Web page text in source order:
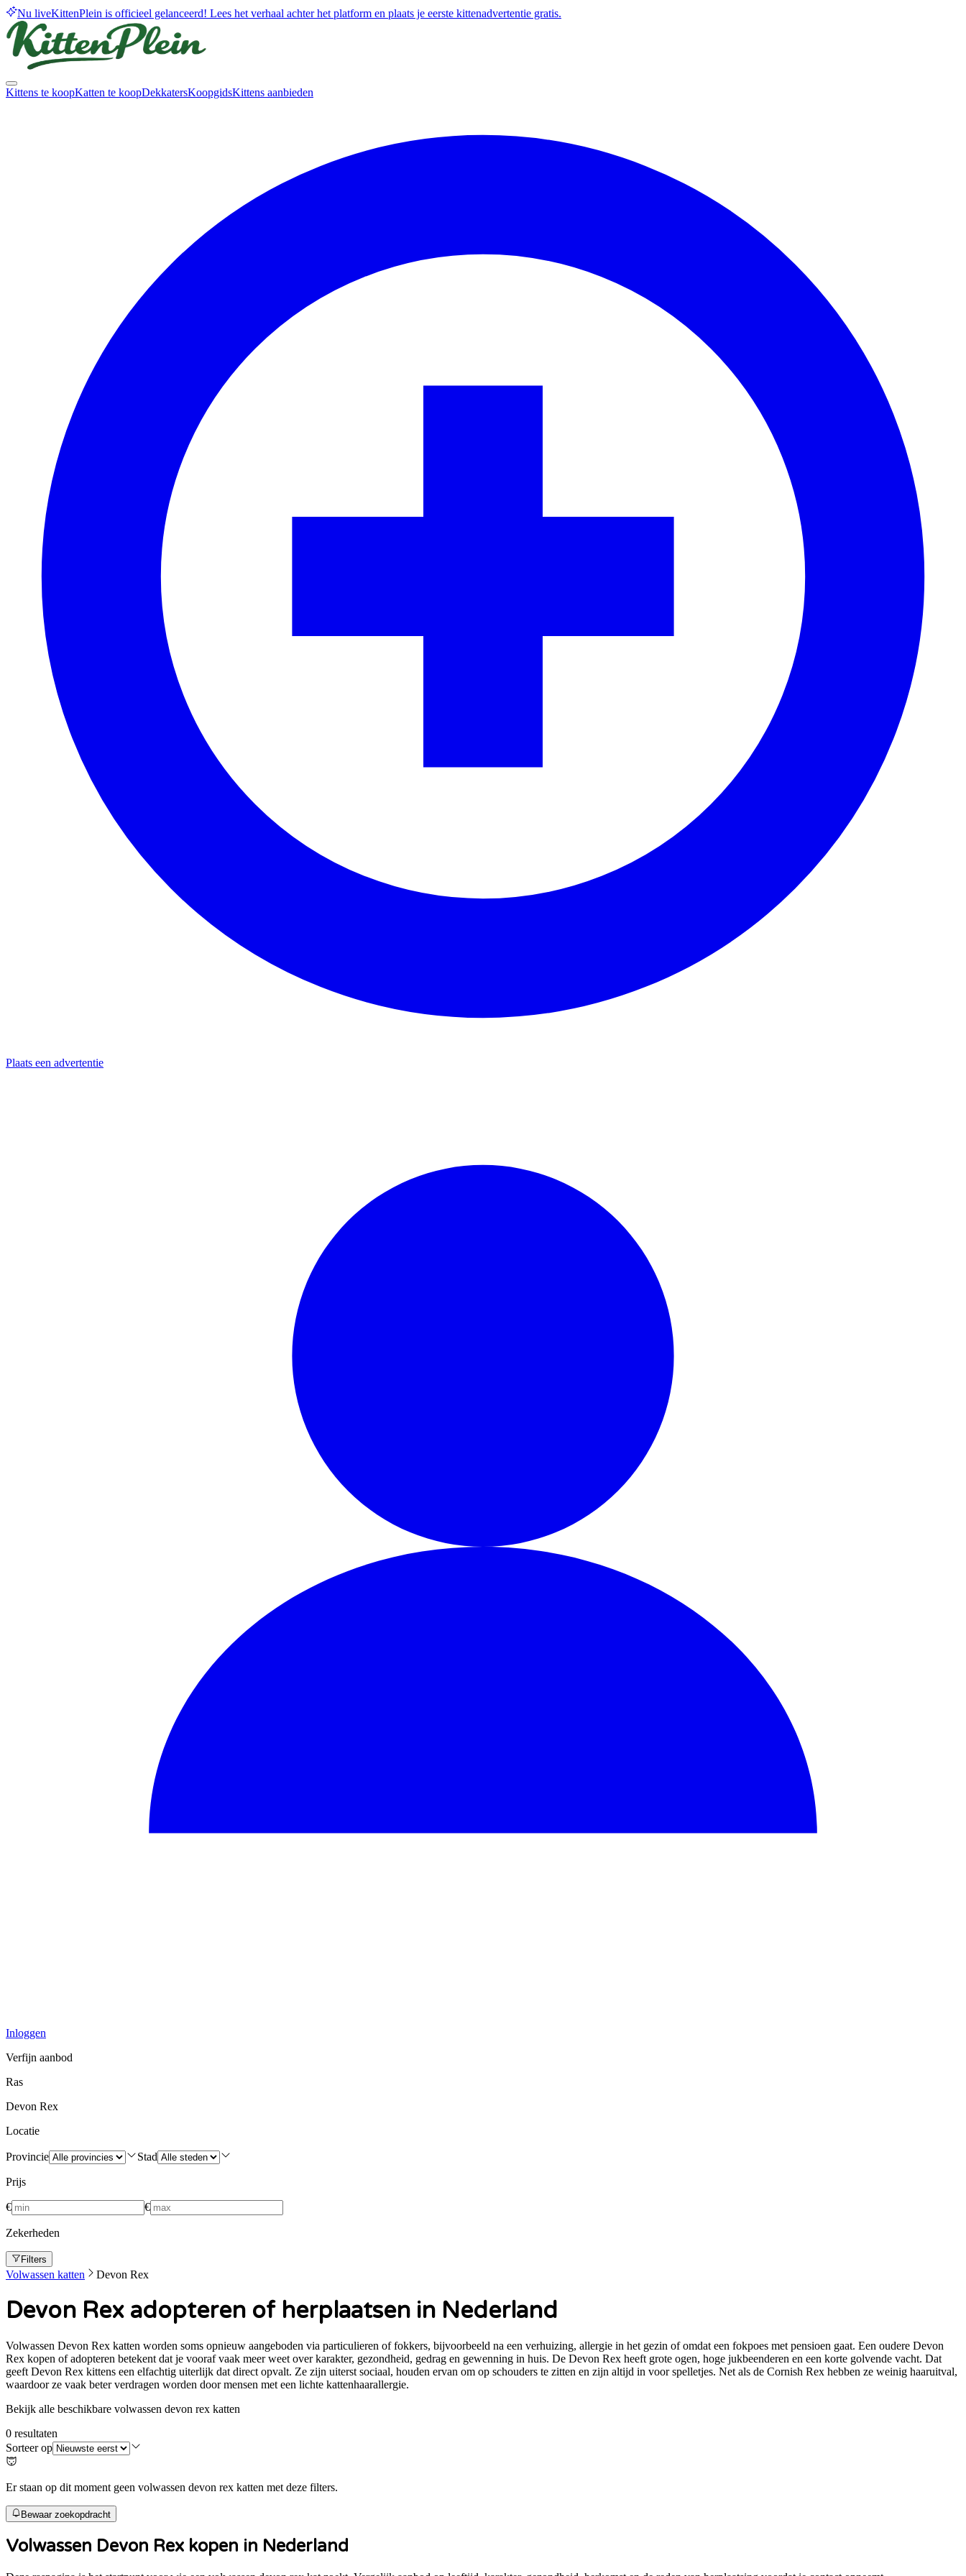
Nu liveKittenPlein is officieel gelanceerd! Lees het verhaal achter het platform en plaats je eerste kittenadvertentie gratis.
Kittens te koopKatten te koopDekkatersKoopgidsKittens aanbieden
Plaats een advertentie
Inloggen
Verfijn aanbod
Ras
Devon Rex
Locatie
Provincie Stad
Prijs
€ €
Zekerheden
Filters
Volwassen katten Devon Rex
Devon Rex adopteren of herplaatsen in Nederland
Volwassen Devon Rex katten worden soms opnieuw aangeboden via particulieren of fokkers, bijvoorbeeld na een verhuizing, allergie in het gezin of omdat een fokpoes met pensioen gaat. Een oudere Devon
Rex kopen of adopteren betekent dat je vooraf vaak meer weet over karakter, gezondheid, gedrag en gewenning in huis. De Devon Rex heeft grote ogen, hoge jukbeenderen en een korte golvende vacht. Dat
geeft Devon Rex kittens een elfachtig uiterlijk dat direct opvalt. Ze zijn uiterst sociaal, houden ervan om op schouders te zitten en zijn altijd in voor spelletjes. Net als de Cornish Rex hebben ze weinig haaruitval,
waardoor ze vaak beter verdragen worden door mensen met een lichte kattenhaarallergie.
Bekijk alle beschikbare volwassen devon rex katten
0 resultaten
Sorteer op
Er staan op dit moment geen volwassen devon rex katten met deze filters.
Bewaar zoekopdracht
Volwassen Devon Rex kopen in Nederland